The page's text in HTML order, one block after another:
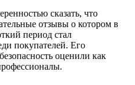
сказать, что
отзывы о котором в
период стал
покупателей. Его
оценили как